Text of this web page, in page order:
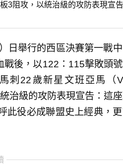
3阻攻，以統治級的攻防表現宣
日舉行的西區決賽第一戰
戰後，以122：115擊敗頭
刺22歲新星文班亞馬（
治級的攻防表現宣告：這
此役必成聯盟史上經典，